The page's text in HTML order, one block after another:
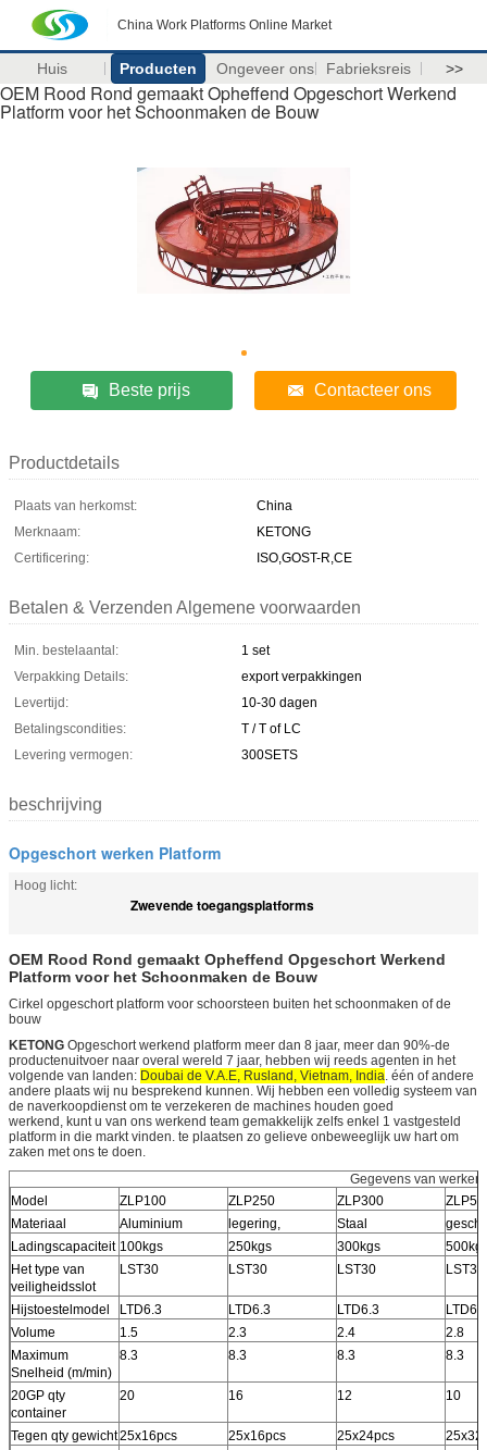
China Work Platforms Online Market
Huis Producten Ongeveer ons Fabrieksreis >>
OEM Rood Rond gemaakt Opheffend Opgeschort Werkend
Platform voor het Schoonmaken de Bouw
Beste prijs Contacteer ons
Productdetails
Plaats van herkomst:
China
Merknaam:
KETONG
Certificering:
ISO,GOST-R,CE
Betalen & Verzenden Algemene voorwaarden
Min. bestelaantal:
1 set
Verpakking Details:
export verpakkingen
Levertijd:
10-30 dagen
Betalingscondities:
T / T of LC
Levering vermogen:
300SETS
beschrijving
Opgeschort werken Platform
Hoog licht:
Zwevende toegangsplatforms
OEM Rood Rond gemaakt Opheffend Opgeschort Werkend
Platform voor het Schoonmaken de Bouw
Cirkel opgeschort platform voor schoorsteen buiten het schoonmaken of de
bouw
KETONG Opgeschort werkend platform meer dan 8 jaar, meer dan 90%-de
productenuitvoer naar overal wereld 7 jaar, hebben wij reeds agenten in het
volgende van landen: Doubai de V.A.E, Rusland, Vietnam, India. één of andere
andere plaats wij nu besprekend kunnen. Wij hebben een volledig systeem van
de naverkoopdienst om te verzekeren de machines houden goed
werkend, kunt u van ons werkend team gemakkelijk zelfs enkel 1 vastgesteld
platform in die markt vinden. te plaatsen zo gelieve onbeweeglijk uw hart om
zaken met ons te doen.
Gegevens van
Model
ZLP100 ZLP250 ZLP300
Materiaal
Aluminium legering, Staal
Ladingscapaciteit 100kgs 250kgs 300kgs
Het type van
veiligheidsslot
LST30 LST30 LST30 LST30
Hijstoestelmodel LTD6.3 LTD6.3 LTD6.3
LTD6.3
Volume
1.5 2.3 2.4
2.8
Maximum
Snelheid (m/min)
8.3 8.3 8.3 8.3
20GP qty
container
20 16 12 10
Tegen qty gewicht25x16pcs 25x16pcs 25x24pcs